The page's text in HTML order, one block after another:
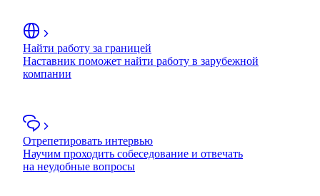
Найти работу за границей
Наставник поможет найти работу в зарубежной
компании
Отрепетировать интервью
Научим проходить собеседование и отвечать
на неудобные вопросы